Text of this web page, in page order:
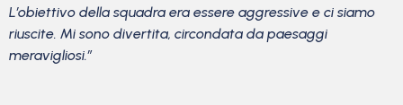
L’obiettivo della squadra era essere aggressive e ci siamo
riuscite. Mi sono divertita, circondata da paesaggi
meravigliosi.”